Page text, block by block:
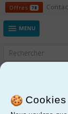
Cookies
Offres 78 Offres
 MENU